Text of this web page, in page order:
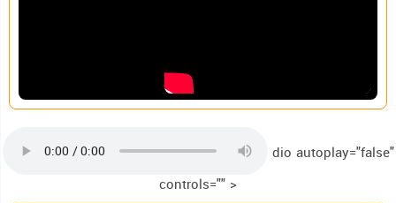
dio autoplay="false"
controls="" >